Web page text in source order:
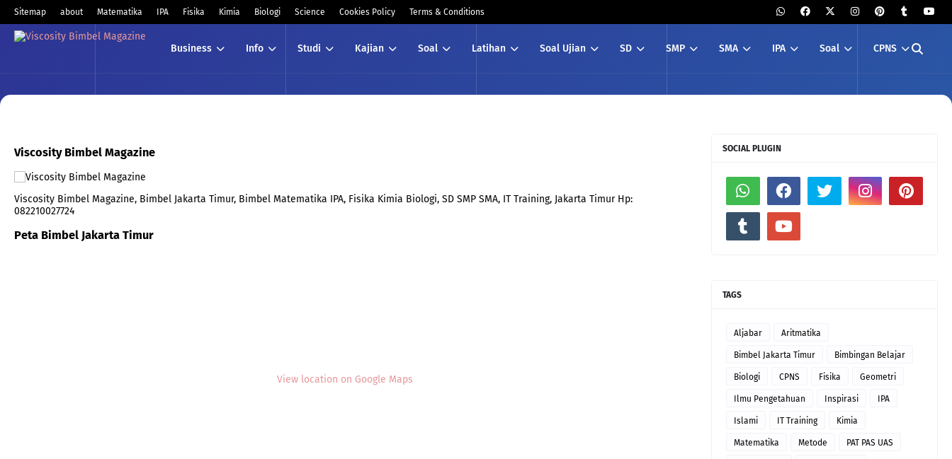
Sitemap about Matematika IPA Fisika Kimia Biologi Science Cookies Policy Terms & Conditions
Business Info Studi Kajian Soal Latihan Soal Ujian SD SMP SMA IPA Soal CPNS
Viscosity Bimbel Magazine
Viscosity Bimbel Magazine, Bimbel Jakarta Timur, Bimbel Matematika IPA, Fisika Kimia Biologi, SD SMP SMA, IT Training, Jakarta Timur Hp:
082210027724
Peta Bimbel Jakarta Timur
View location on Google Maps
SOCIAL PLUGIN
TAGS
Aljabar Aritmatika
Bimbel Jakarta Timur Bimbingan Belajar
Biologi CPNS Fisika Geometri
Ilmu Pengetahuan Inspirasi IPA
Islami IT Training Kimia
Matematika Metode PAT PAS UAS